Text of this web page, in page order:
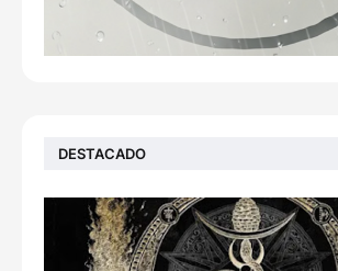
DESTACADO